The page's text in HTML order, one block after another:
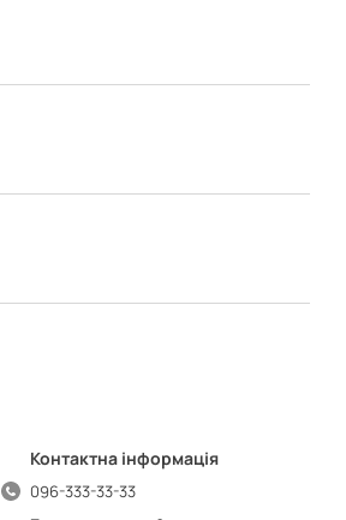
Контактна інформація
096-333-33-33